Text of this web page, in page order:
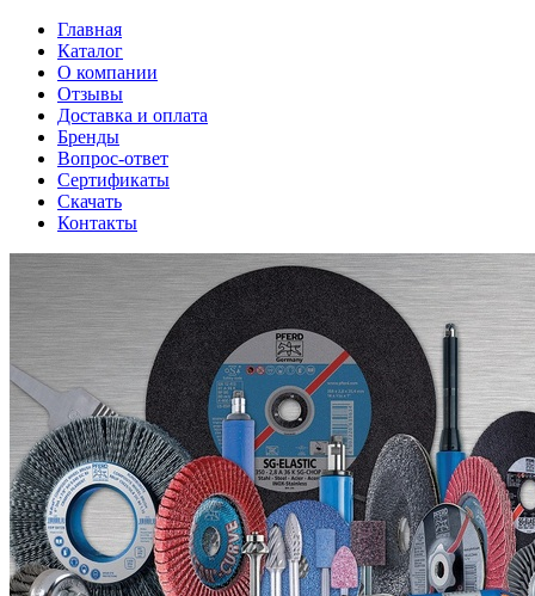
Главная
Каталог
О компании
Отзывы
Доставка и оплата
Бренды
Вопрос-ответ
Сертификаты
Скачать
Контакты